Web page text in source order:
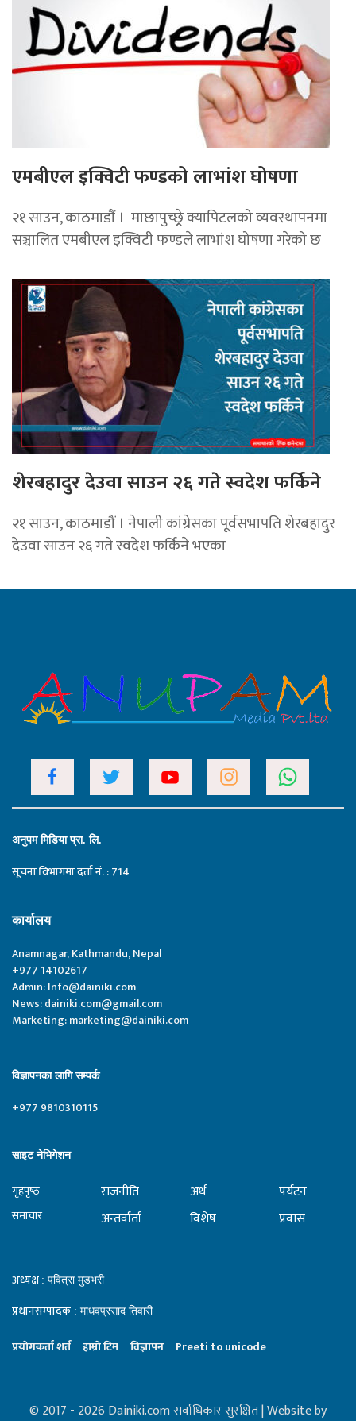
एमबीएल इक्विटी फण्डको लाभांश घोषणा
२१ साउन, काठमाडाैं । माछापुच्छ्र्रे क्यापिटलको व्यवस्थापनमा
सञ्चालित एमबीएल इक्विटी फण्डले लाभांश घोषणा गरेको छ
शेरबहादुर देउवा साउन २६ गते स्वदेश फर्किने
२१ साउन, काठमाडौं । नेपाली कांग्रेसका पूर्वसभापति शेरबहादुर
देउवा साउन २६ गते स्वदेश फर्किने भएका
अनुपम मिडिया प्रा. लि.
सूचना विभागमा दर्ता नं. : 714
कार्यालय
Anamnagar, Kathmandu, Nepal
+977 14102617
Admin:Info@dainiki.com
News:dainiki.com@gmail.com
Marketing:marketing@dainiki.com
विज्ञापनका लागि सम्पर्क
+977 9810310115
साइट नेभिगेशन
गृहपृष्‍ठ
समाचार
राजनीति
अन्तर्वार्ता
अर्थ
विशेष
पर्यटन
प्रवास
अध्यक्ष : पवित्रा मुडभरी
प्रधानसम्पादक : माधवप्रसाद तिवारी
प्रयाेगकर्ता शर्त हाम्राे टिम विज्ञापन Preeti to unicode
© 2017 - 2026 Dainiki.com सर्वाधिकार सुरक्षित | Website by